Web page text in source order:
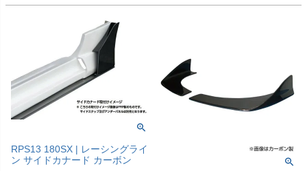
RPS13 180SX | レーシングライ
ン サイドカナード カーボン